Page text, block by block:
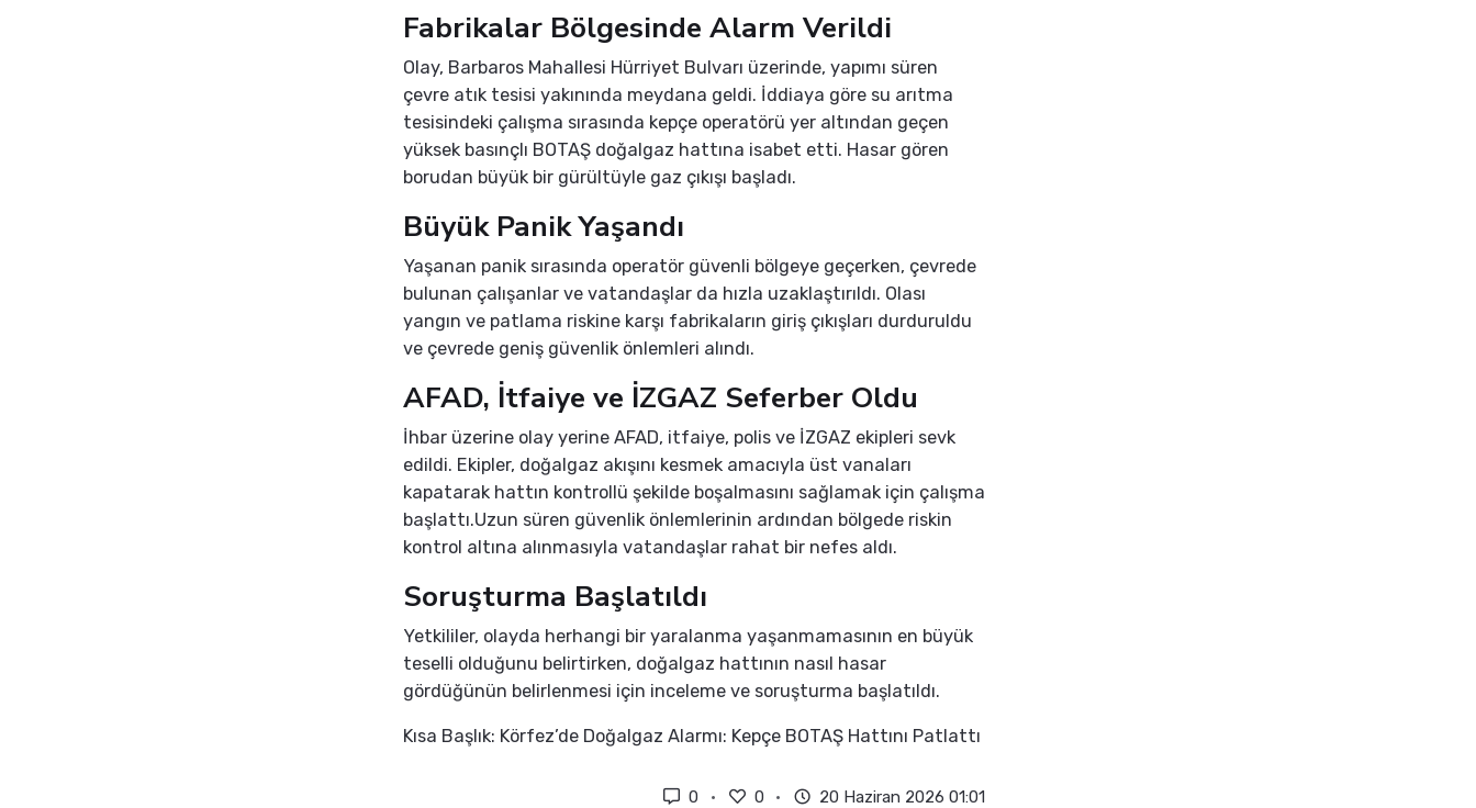
Fabrikalar Bölgesinde Alarm Verildi
Olay, Barbaros Mahallesi Hürriyet Bulvarı üzerinde, yapımı süren
çevre atık tesisi yakınında meydana geldi. İddiaya göre su arıtma
tesisindeki çalışma sırasında kepçe operatörü yer altından geçen
yüksek basınçlı BOTAŞ doğalgaz hattına isabet etti. Hasar gören
borudan büyük bir gürültüyle gaz çıkışı başladı.
Büyük Panik Yaşandı
Yaşanan panik sırasında operatör güvenli bölgeye geçerken, çevrede
bulunan çalışanlar ve vatandaşlar da hızla uzaklaştırıldı. Olası
yangın ve patlama riskine karşı fabrikaların giriş çıkışları durduruldu
ve çevrede geniş güvenlik önlemleri alındı.
AFAD, İtfaiye ve İZGAZ Seferber Oldu
İhbar üzerine olay yerine AFAD, itfaiye, polis ve İZGAZ ekipleri sevk
edildi. Ekipler, doğalgaz akışını kesmek amacıyla üst vanaları
kapatarak hattın kontrollü şekilde boşalmasını sağlamak için çalışma
başlattı.Uzun süren güvenlik önlemlerinin ardından bölgede riskin
kontrol altına alınmasıyla vatandaşlar rahat bir nefes aldı.
Soruşturma Başlatıldı
Yetkililer, olayda herhangi bir yaralanma yaşanmamasının en büyük
teselli olduğunu belirtirken, doğalgaz hattının nasıl hasar
gördüğünün belirlenmesi için inceleme ve soruşturma başlatıldı.
Kısa Başlık: Körfez’de Doğalgaz Alarmı: Kepçe BOTAŞ Hattını Patlattı
0 0 20 Haziran 2026 01:01